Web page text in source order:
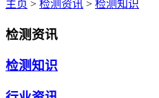
主页 > 检测资讯 > 检测知识
检测资讯
检测知识